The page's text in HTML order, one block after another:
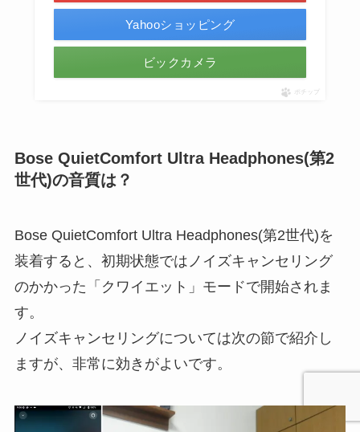
Yahooショッピング
ビックカメラ
ポチップ
Bose QuietComfort Ultra Headphones(第2
世代)の音質は？
Bose QuietComfort Ultra Headphones(第2世代)を
装着すると、初期状態ではノイズキャンセリング
のかかった「クワイエット」モードで開始されま
す。
ノイズキャンセリングについては次の節で紹介し
ますが、非常に効きがよいです。